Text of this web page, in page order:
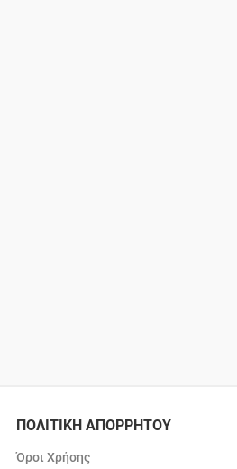
ΠΟΛΙΤΙΚΗ ΑΠΟΡΡΗΤΟΥ
Όροι Χρήσης